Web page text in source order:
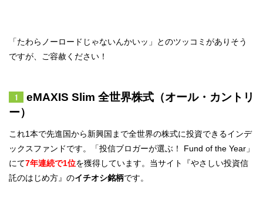
「たわらノーロードじゃないんかいッ」とのツッコミがありそう
ですが、ご容赦ください！
eMAXIS Slim 全世界株式（オール・カントリ
ー）
これ1本で先進国から新興国まで全世界の株式に投資できるインデ
ックスファンドです。「投信ブロガーが選ぶ！ Fund of the Year」
にて7年連続で1位を獲得しています。当サイト『やさしい投資信
託のはじめ方』のイチオシ銘柄です。